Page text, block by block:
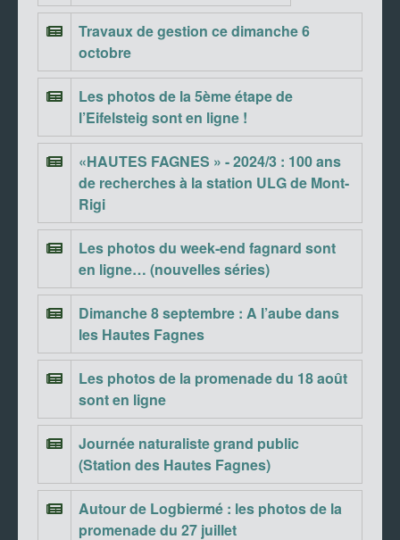
Travaux de gestion ce dimanche 6
octobre
Les photos de la 5ème étape de
l’Eifelsteig sont en ligne !
«HAUTES FAGNES » - 2024/3 : 100 ans
de recherches à la station ULG de Mont-
Rigi
Les photos du week-end fagnard sont
en ligne… (nouvelles séries)
Dimanche 8 septembre : A l’aube dans
les Hautes Fagnes
Les photos de la promenade du 18 août
sont en ligne
Journée naturaliste grand public
(Station des Hautes Fagnes)
Autour de Logbiermé : les photos de la
promenade du 27 juillet